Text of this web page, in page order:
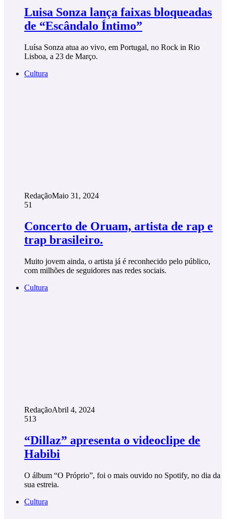
Luisa Sonza lança faixas bloqueadas
de “Escândalo Íntimo”
Luísa Sonza atua ao vivo, em Portugal, no Rock in Rio
Lisboa, a 23 de Março.
Cultura
RedaçãoMaio 31, 2024
51
Concerto de Oruam, artista de rap e
trap brasileiro.
Muito jovem ainda, o artista já é reconhecido pelo público,
com milhões de seguidores nas redes sociais.
Cultura
RedaçãoAbril 4, 2024
513
“Dillaz” apresenta o videoclipe de
Habibi
O álbum “O Próprio”, foi o mais ouvido no Spotify, no dia da
sua estreia.
Cultura